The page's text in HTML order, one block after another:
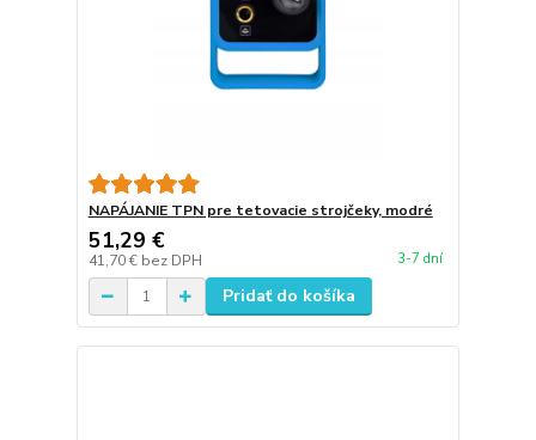
NAPÁJANIE TPN pre tetovacie strojčeky, modré
51,29 €
41,70 € bez DPH 3-7 dní
Pridať do košíka